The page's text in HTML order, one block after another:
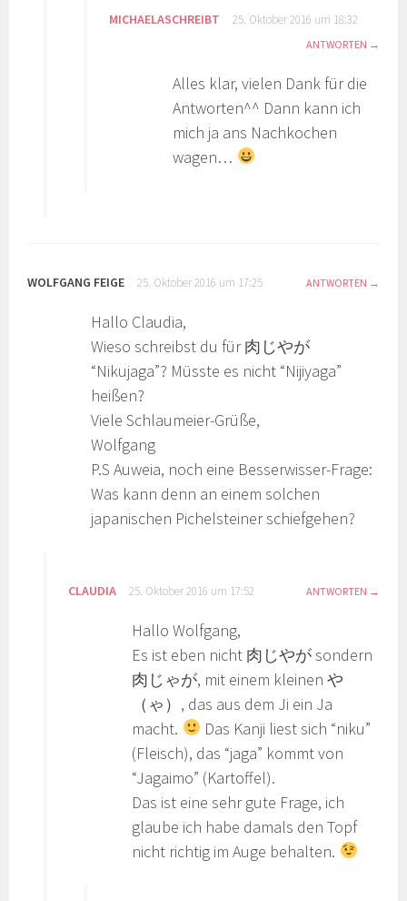
MICHAELASCHREIBT 25. Oktober 2016 um 18:32
ANTWORTEN
Alles klar, vielen Dank für die
Antworten^^ Dann kann ich
mich ja ans Nachkochen
wagen…
WOLFGANG FEIGE 25. Oktober 2016 um 17:25 ANTWORTEN
Hallo Claudia,
Wieso schreibst du für 肉じやが
“Nikujaga”? Müsste es nicht “Nijiyaga”
heißen?
Viele Schlaumeier-Grüße,
Wolfgang
P.S Auweia, noch eine Besserwisser-Frage:
Was kann denn an einem solchen
japanischen Pichelsteiner schiefgehen?
CLAUDIA 25. Oktober 2016 um 17:52 ANTWORTEN
Hallo Wolfgang,
Es ist eben nicht 肉じやが sondern
肉じゃが, mit einem kleinen や
（ゃ）, das aus dem Ji ein Ja
macht.
Das Kanji liest sich “niku”
(Fleisch), das “jaga” kommt von
“Jagaimo” (Kartoffel).
Das ist eine sehr gute Frage, ich
glaube ich habe damals den Topf
nicht richtig im Auge behalten.